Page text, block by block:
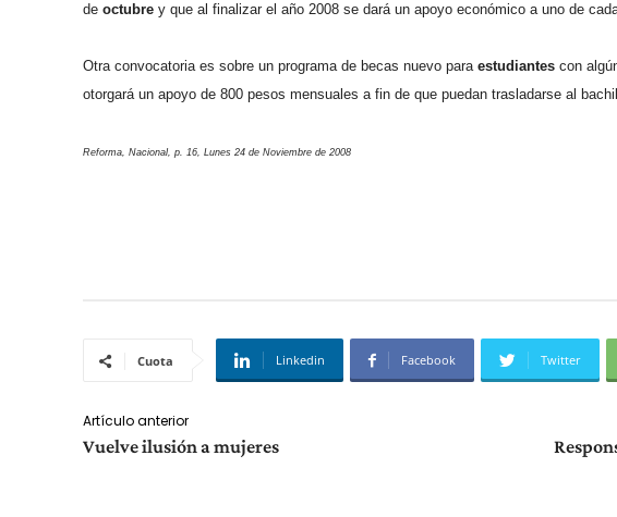
de octubre y que al finalizar el año 2008 se dará un apoyo económico a uno de
Otra convocatoria es sobre un programa de becas nuevo para estudiantes con
otorgará un apoyo de 800 pesos mensuales a fin de que puedan trasladarse al
Reforma, Nacional, p. 16, Lunes 24 de Noviembre de 2008
Cuota Linkedin Facebook Twitter
Artículo anterior
Vuelve ilusión a mujeres